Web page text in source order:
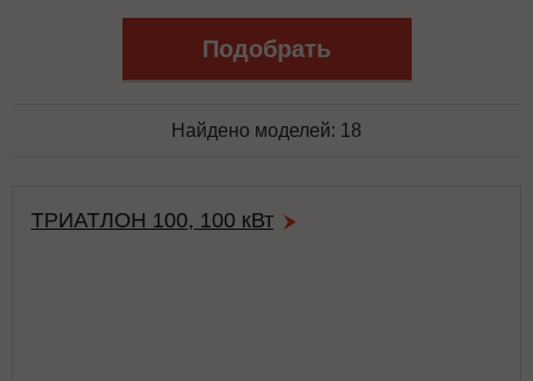
Найдено моделей: 18
ТРИАТЛОН 100, 100 кВт